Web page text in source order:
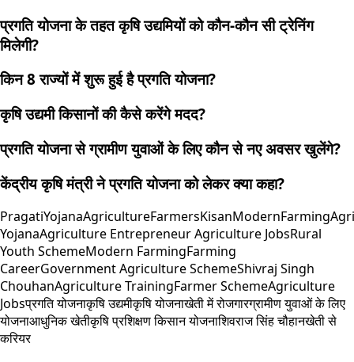
प्रगति योजना के तहत कृषि उद्यमियों को कौन-कौन सी ट्रेनिंग
मिलेगी?
किन 8 राज्यों में शुरू हुई है प्रगति योजना?
कृषि उद्यमी किसानों की कैसे करेंगे मदद?
प्रगति योजना से ग्रामीण युवाओं के लिए कौन से नए अवसर खुलेंगे?
केंद्रीय कृषि मंत्री ने प्रगति योजना को लेकर क्या कहा?
PragatiYojanaAgricultureFarmersKisanModernFarming
YojanaAgriculture Entrepreneur Agriculture JobsRural
Youth SchemeModern FarmingFarming
CareerGovernment Agriculture SchemeShivraj Singh
ChouhanAgriculture TrainingFarmer SchemeAgriculture
Jobsप्रगति योजनाकृषि उद्यमीकृषि योजनाखेती में रोजगारग्रामीण युवाओं के लिए
योजनाआधुनिक खेतीकृषि प्रशिक्षण किसान योजनाशिवराज सिंह चौहानखेती से
करियर